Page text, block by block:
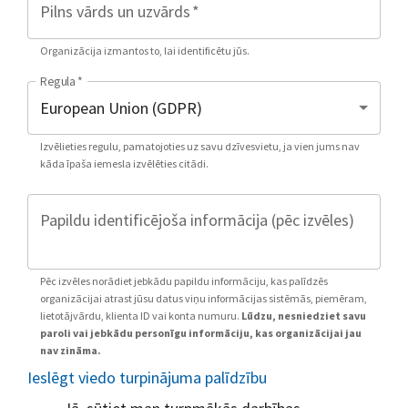
Pilns vārds un uzvārds*
Organizācija izmantos to, lai identificētu jūs.
Regula *
Izvēlieties regulu, pamatojoties uz savu dzīvesvietu, ja vien jums nav
kāda īpaša iemesla izvēlēties citādi.
Papildu identificējoša informācija (pēc izvēles)
Pēc izvēles norādiet jebkādu papildu informāciju, kas palīdzēs
organizācijai atrast jūsu datus viņu informācijas sistēmās, piemēram,
lietotājvārdu, klienta ID vai konta numuru. Lūdzu, nesniedziet savu
paroli vai jebkādu personīgu informāciju, kas organizācijai jau
nav zināma.
Ieslēgt viedo turpinājuma palīdzību